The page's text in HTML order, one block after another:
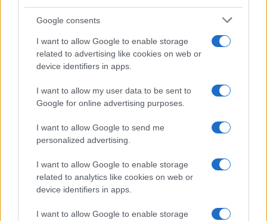
Google consents
I want to allow Google to enable storage
related to advertising like cookies on web or
device identifiers in apps.
I want to allow my user data to be sent to
Google for online advertising purposes.
I want to allow Google to send me
personalized advertising.
I want to allow Google to enable storage
related to analytics like cookies on web or
device identifiers in apps.
I want to allow Google to enable storage
tudni kell
Kultúra
Kihívások labirintusában
Túlfogyasztás napja - július 30-ra
felhasználta az emberiség a Föld egész
Aktuális